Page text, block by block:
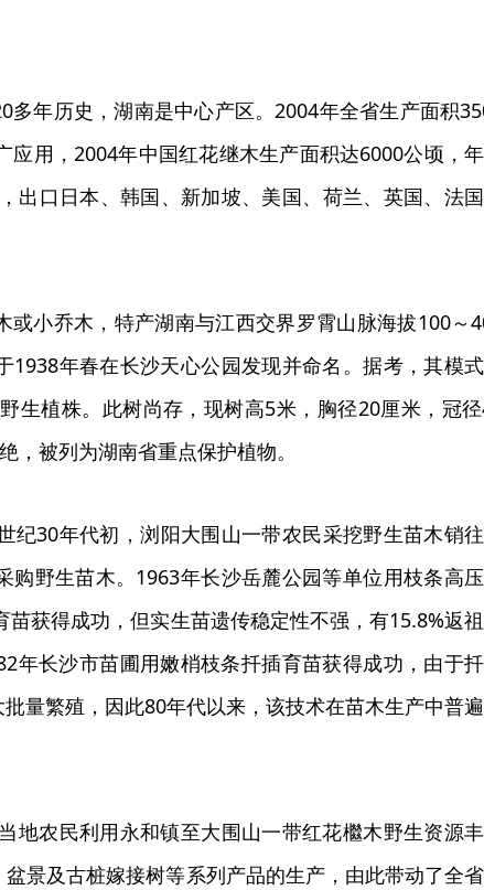
多年历史，湖南是中心产区。2004年全省生产面积
用，2004年中国红花继木生产面积达6000公顷，
口日本、韩国、新加坡、美国、荷兰、英国、法国
小乔木，特产湖南与江西交界罗霄山脉海拔100～
年春在长沙天心公园发现并命名。据考，其模
生植株。此树尚存，现树高5米，胸径20厘米，冠
，被列为湖南省重点保护植物。
30年代初，浏阳大围山一带农民采挖野生苗木销
野生苗木。1963年长沙岳麓公园等单位用枝条高
获得成功，但实生苗遗传稳定性不强，有15.8%返祖
年长沙市苗圃用嫩梢枝条扦插育苗获得成功，由于
量繁殖，因此80年代以来，该技术在苗木生产中普
地农民利用永和镇至大围山一带红花檵木野生资源
景及古桩嫁接树等系列产品的生产，由此带动了全